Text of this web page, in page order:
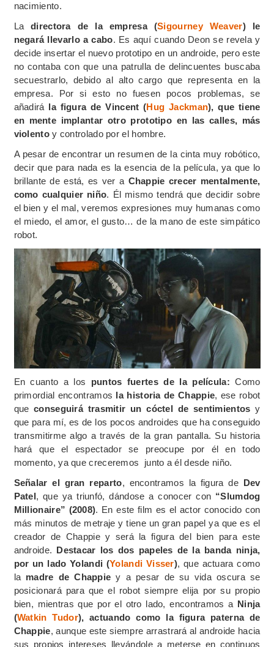
nacimiento.
La directora de la empresa (Sigourney Weaver) le
negará llevarlo a cabo. Es aquí cuando Deon se revela y
decide insertar el nuevo prototipo en un androide, pero este
no contaba con que una patrulla de delincuentes buscaba
secuestrarlo, debido al alto cargo que representa en la
empresa. Por si esto no fuesen pocos problemas, se
añadirá la figura de Vincent (Hug Jackman), que tiene
en mente implantar otro prototipo en las calles, más
violentoy controlado por el hombre.
A pesar de encontrar un resumen de la cinta muy robótico,
decir que para nada es la esencia de la película, ya que lo
brillante de está, es ver a Chappie crecer mentalmente,
como cualquier niño. Él mismo tendrá que decidir sobre
el bien y el mal, veremos expresiones muy humanas como
el miedo, el amor, el gusto… de la mano de este simpático
robot.
En cuanto a los puntos fuertes de la película: Como
primordial encontramos la historia de Chappie, ese robot
queconseguirá trasmitir un cóctel de sentimientos y
que para mí, es de los pocos androides que ha conseguido
transmitirme algo a través de la gran pantalla. Su historia
hará que el espectador se preocupe por él en todo
momento, ya que creceremos junto a él desde niño.
Señalar el gran reparto, encontramos la figura deDev
Patel, que ya triunfó, dándose a conocer con “Slumdog
Millionaire” (2008). En este film es el actor conocido con
más minutos de metraje y tiene un gran papel ya que es el
creador de Chappie y será la figura del bien para este
androide. Destacar los dos papeles de la banda ninja,
por un lado Yolandi (Yolandi Visser), que actuara como
la madre de Chappie y a pesar de su vida oscura se
posicionará para que el robot siempre elija por su propio
bien, mientras que por el otro lado, encontramos a Ninja
(Watkin Tudor), actuando como la figura paterna de
Chappie, aunque este siempre arrastrará al androide hacia
sus propios intereses llevándole a meterse en continuos